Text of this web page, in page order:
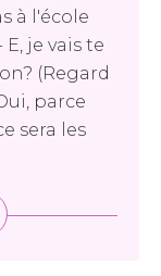
à l'école
je vais te
(Regard
parce
sera les